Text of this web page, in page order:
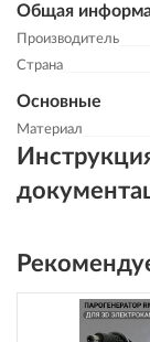
Общая
Производитель
Страна
Основные
Материал